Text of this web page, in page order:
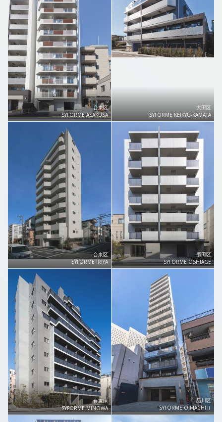
台東区
SYFORME ASAKUSA
大田区
SYFORME KEIKYU-KAMATA
台東区
SYFORME IRIYA
墨田区
SYFORME OSHIAGE
台東区
SYFORME MINOWA
品川区
SYFORME OIMACHIⅡ